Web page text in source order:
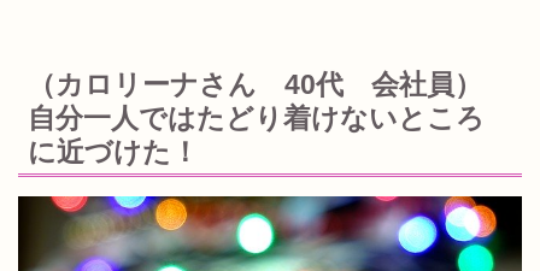
（カロリーナさん 40代 会社員）
自分一人ではたどり着けないところ
に近づけた！